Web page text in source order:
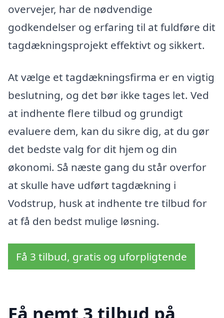
overvejer, har de nødvendige
godkendelser og erfaring til at fuldføre dit
tagdækningsprojekt effektivt og sikkert.
At vælge et tagdækningsfirma er en vigtig
beslutning, og det bør ikke tages let. Ved
at indhente flere tilbud og grundigt
evaluere dem, kan du sikre dig, at du gør
det bedste valg for dit hjem og din
økonomi. Så næste gang du står overfor
at skulle have udført tagdækning i
Vodstrup, husk at indhente tre tilbud for
at få den bedst mulige løsning.
Få 3 tilbud, gratis og uforpligtende